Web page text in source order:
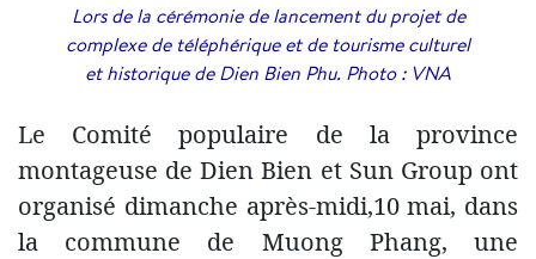
Lors de la cérémonie de lancement du projet de
complexe de téléphérique et de tourisme culturel
et historique de Dien Bien Phu. Photo : VNA
Le Comité populaire de la province
montageuse de Dien Bien et Sun Group ont
organisé dimanche après-midi,10 mai, dans
la commune de Muong Phang, une